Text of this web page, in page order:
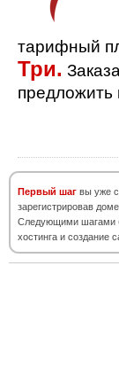
тарифный
Три.
предложить
Первый шаг вы уже
зарегистрировав
Следующими шагами
хостинга и создание